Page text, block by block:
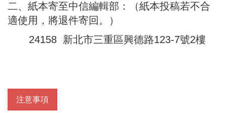
二、紙本寄至中信編輯部：（紙本投稿若不合
適使用，將退件寄回。）
24158 新北市三重區興德路123-7號2樓
注意事項